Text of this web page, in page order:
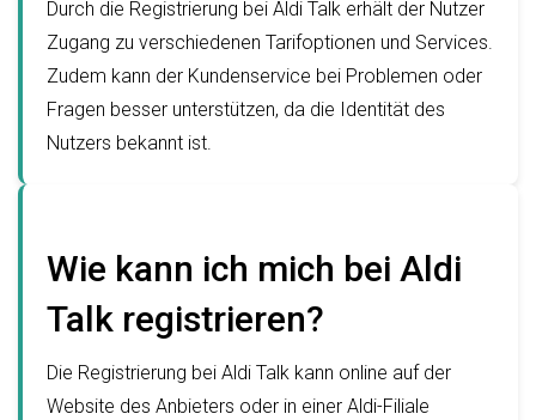
Durch die Registrierung bei Aldi Talk erhält der Nutzer
Zugang zu verschiedenen Tarifoptionen und Services.
Zudem kann der Kundenservice bei Problemen oder
Fragen besser unterstützen, da die Identität des
Nutzers bekannt ist.
Wie kann ich mich bei Aldi
Talk registrieren?
Die Registrierung bei Aldi Talk kann online auf der
Website des Anbieters oder in einer Aldi-Filiale